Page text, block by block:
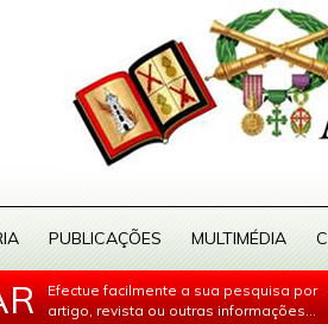
PUBLICAÇÕES MULTIMÉDIA
Efectue facilmente a sua pesquisa por
artigo, revista ou outras informações...